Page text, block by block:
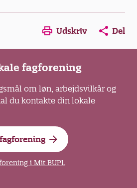
Opens in a new window
Opens in a new
Opens in
Udskriv Del
fagforening
om løn, arbejdsvilkår og
du kontakte din lokale
i Mit BUPL